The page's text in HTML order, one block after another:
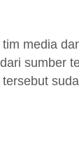
media
sumber